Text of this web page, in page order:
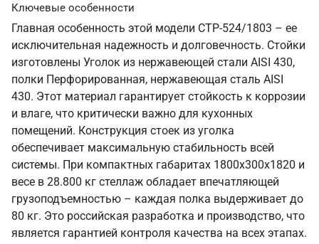
Ключевые особенности
Главная особенность этой модели СТР-524/1803 – ее
исключительная надежность и долговечность. Стойки
изготовлены Уголок из нержавеющей стали AISI 430,
полки Перфорированная, нержавеющая сталь AISI
430. Этот материал гарантирует стойкость к коррозии
и влаге, что критически важно для кухонных
помещений. Конструкция стоек из уголка
обеспечивает максимальную стабильность всей
системы. При компактных габаритах 1800х300х1820 и
весе в 28.800 кг стеллаж обладает впечатляющей
грузоподъемностью – каждая полка выдерживает до
80 кг. Это российская разработка и производство, что
является гарантией контроля качества на всех этапах.